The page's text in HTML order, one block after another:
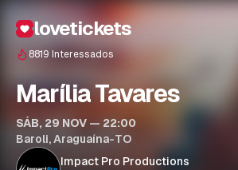
lovetickets
Marília Tavares
SÁB, 29 NOV — 22:00
Baroli, Araguaína-TO
Impact Pro Productions
8819 Interessados